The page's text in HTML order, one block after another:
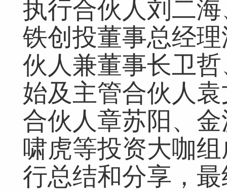
执行合伙人刘二
铁创投董事总经
伙人兼董事长卫
始及主管合伙人
合伙人章苏阳、
啸虎等投资大咖
行总结和分享，